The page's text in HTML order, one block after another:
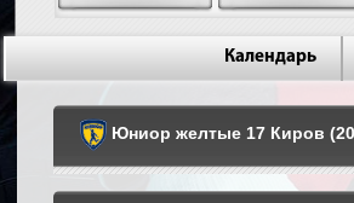
Календарь
Юниор желтые 17 Киров